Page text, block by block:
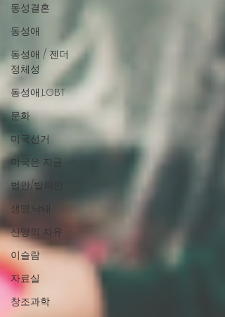
동성결혼
동성애
동성애 / 젠더
정체성
동성애,LGBT
문화
미국선거
미국은 지금
법안/발의안
생명,낙태
신앙의 자유
이슬람
자료실
창조과학